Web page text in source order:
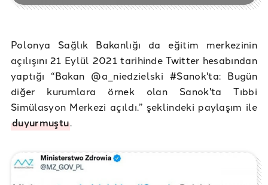
Polonya Sağlık Bakanlığı da eğitim merkezinin
açılışını 21 Eylül 2021 tarihinde Twitter hesabından
yaptığı “Bakan @a_niedzielski #Sanok'ta: Bugün
diğer kurumlara örnek olan Sanok'ta Tıbbi
Simülasyon Merkezi açıldı.” şeklindeki paylaşım ile
duyurmuştu.